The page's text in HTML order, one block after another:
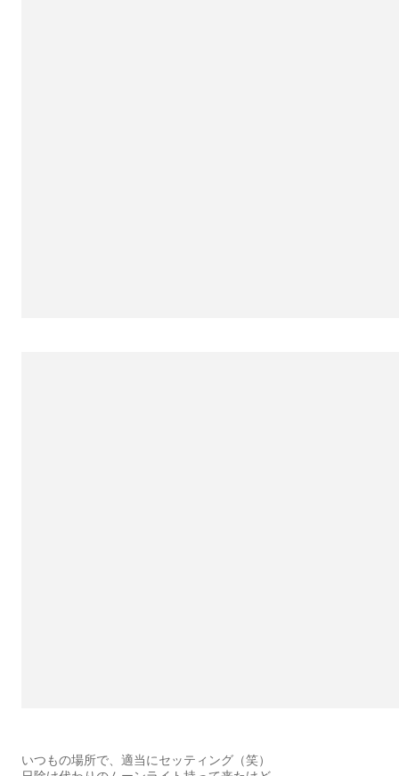
いつもの場所で、適当にセッティング（笑）